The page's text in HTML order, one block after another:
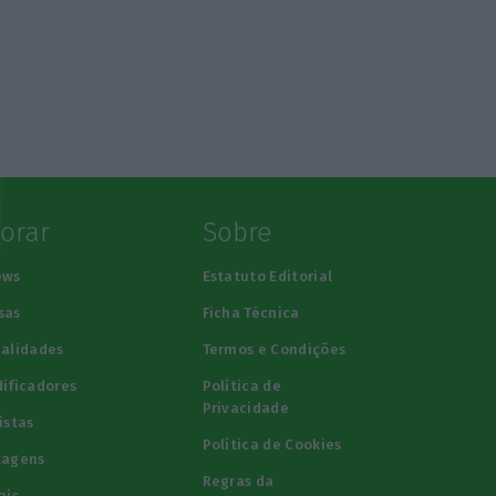
Sobre
Estatuto Editorial
Ficha Técnica
Termos e Condições
Política de
Privacidade
Política de Cookies
Regras da